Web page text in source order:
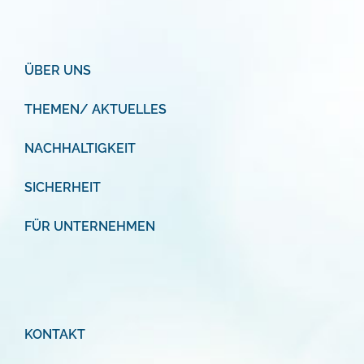
ÜBER UNS
THEMEN/ AKTUELLES
NACHHALTIGKEIT
SICHERHEIT
FÜR UNTERNEHMEN
KONTAKT